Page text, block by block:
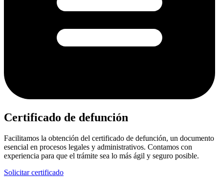
Certificado de defunción
Facilitamos la obtención del certificado de defunción, un documento
esencial en procesos legales y administrativos. Contamos con
experiencia para que el trámite sea lo más ágil y seguro posible.
Solicitar certificado